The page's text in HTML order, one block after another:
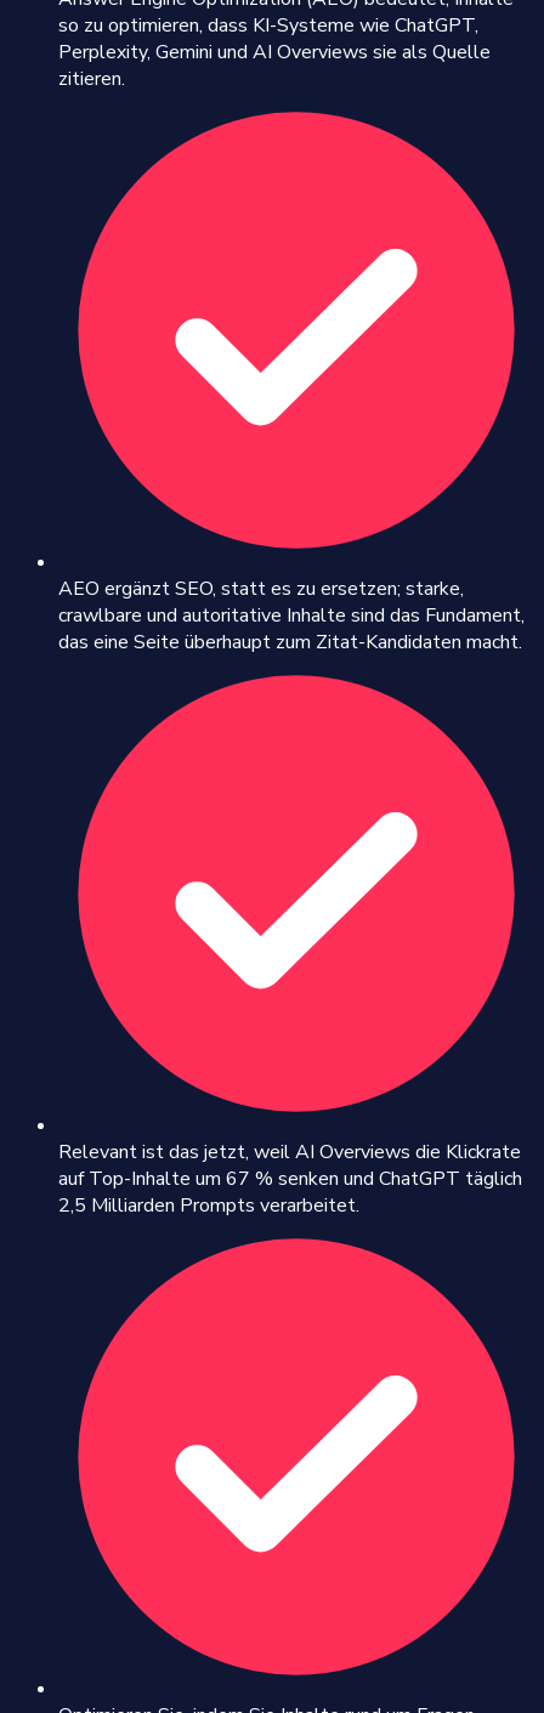
so zu optimieren, dass KI-Systeme wie ChatGPT,
Perplexity, Gemini und AI Overviews sie als Quelle
zitieren.
AEO ergänzt SEO, statt es zu ersetzen; starke,
crawlbare und autoritative Inhalte sind das Fundament,
das eine Seite überhaupt zum Zitat-Kandidaten macht.
Relevant ist das jetzt, weil AI Overviews die Klickrate
auf Top-Inhalte um 67 % senken und ChatGPT täglich
2,5 Milliarden Prompts verarbeitet.